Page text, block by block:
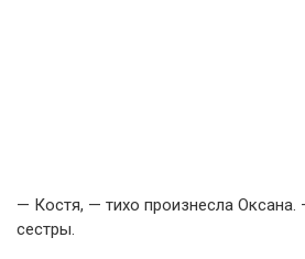
— Костя, — тихо произнесла Оксана.
сестры.